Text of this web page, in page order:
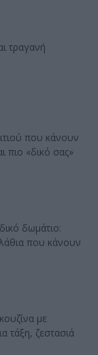
τραγανή
που κάνουν
πιο «δικό σας»
δωμάτιο:
που κάνουν
με
τάξη, ζεστασιά